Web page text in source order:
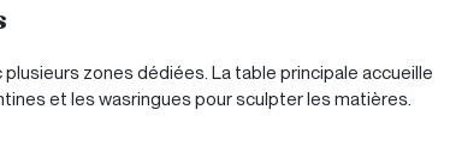
plusieurs zones dédiées. La table principale accueille
et les wasringues pour sculpter les matières.